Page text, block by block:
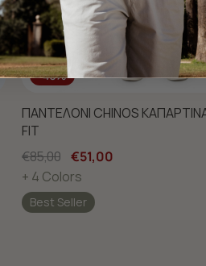
-40%
ΠΑΝΤΕΛΟΝΙ CHINOS
FIT
€85,00 €51,00
+ 4 Colors
Best Seller